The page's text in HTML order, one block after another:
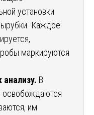
установки
Каждое
маркируются
анализу. В
освобождаются
им